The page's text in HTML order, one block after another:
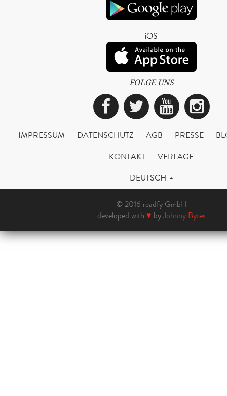
iOS
FOLGE UNS
Facebook
Twitter
IMPRESSUM DATENSCHUTZ AGB PRESSE
KONTAKT
VERLAGE
DEUTSCH
© 2016 readfy GmbH
developed with ♥ byJohnny Bytes